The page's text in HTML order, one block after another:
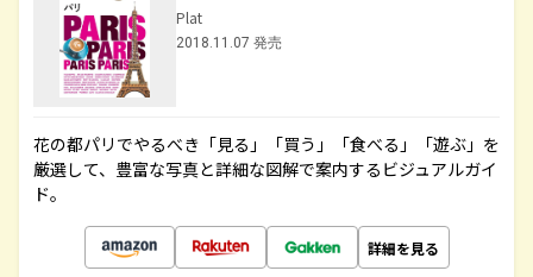
Plat
2018.11.07 発売
花の都パリでやるべき「見る」「買う」「食べる」「遊ぶ」を
厳選して、豊富な写真と詳細な図解で案内するビジュアルガイ
ド。
詳細を見る